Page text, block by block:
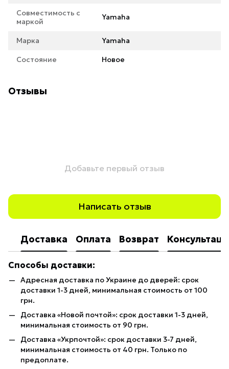
Совместимость с
маркой
Yamaha
Марка Yamaha
Состояние Новое
Отзывы
Добавьте первый отзыв
Написать отзыв
Доставка Оплата Возврат
Способы доставки:
Адресная доставка по Украине до дверей: срок
доставки 1-3 дней, минимальная стоимость от 100
грн.
Доставка «Новой почтой»: срок доставки 1-3 дней,
минимальная стоимость от 90 грн.
Доставка «Укрпочтой»: срок доставки 3-7 дней,
минимальная стоимость от 40 грн. Только по
предоплате.